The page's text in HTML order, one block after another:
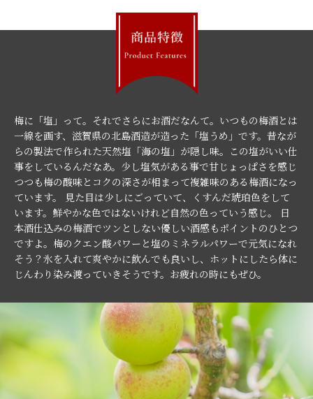
梅に「塩」って。それでさらにお酒だなんて。いつもの梅酒とは
一線を画す、滋賀県の北島酒造が造った「塩うめ」です。昔なが
らの製法で作られた天然塩「海の塩」が隠し味。この塩がいい仕
事をしているんだなあ。少し塩気がある事で甘じょっぱさを感じ
つつも梅の酸味とコクの深さが相まって複雑味のある梅酒になっ
ています。 見た目は少しにごっていて、くすんだ琥珀色をして
います。鮮やかな色ではないけれど自然の色っていう感じ。 日
本酒仕込みの梅酒でツンとしない優しい酒感もポイントのひとつ
ですよ。梅のクエン酸パワーと塩のミネラルパワーで元気になれ
そう？氷を入れて爽やかに飲んでも良いし、ホットにしたら体に
じんわり染み渡っていきそうです。お疲れの時にもぜひ。